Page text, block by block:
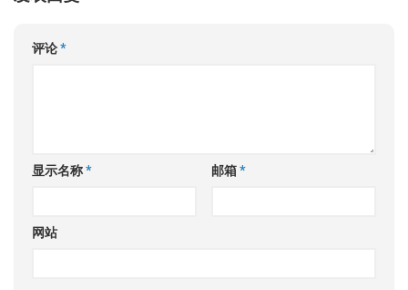
评论*
显示名称* 邮箱*
网站